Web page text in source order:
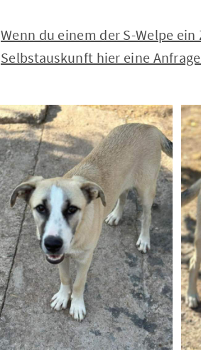
Wenn du einem der S-Welpe
Selbstauskunft hier eine